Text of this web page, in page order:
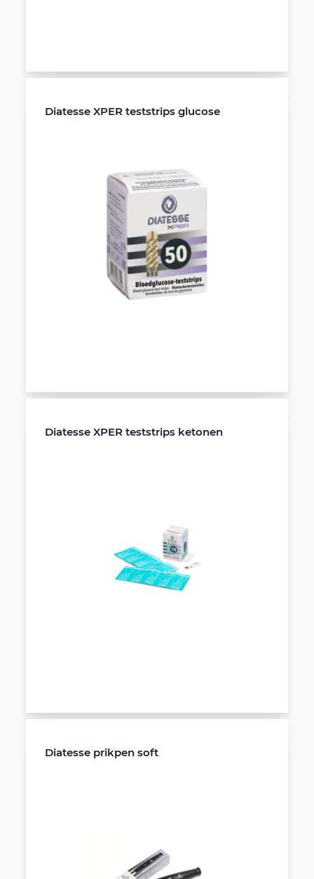
Diatesse XPER teststrips glucose
Diatesse XPER teststrips ketonen
Diatesse prikpen soft